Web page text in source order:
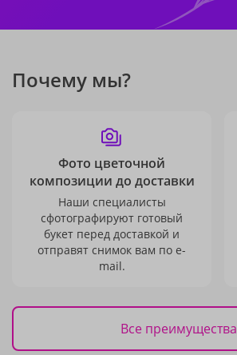
Почему мы?
Фото цветочной
композиции до доставки
Наши специалисты
сфотографируют готовый
букет перед доставкой и
отправят снимок вам по e-
mail.
Все преимущества